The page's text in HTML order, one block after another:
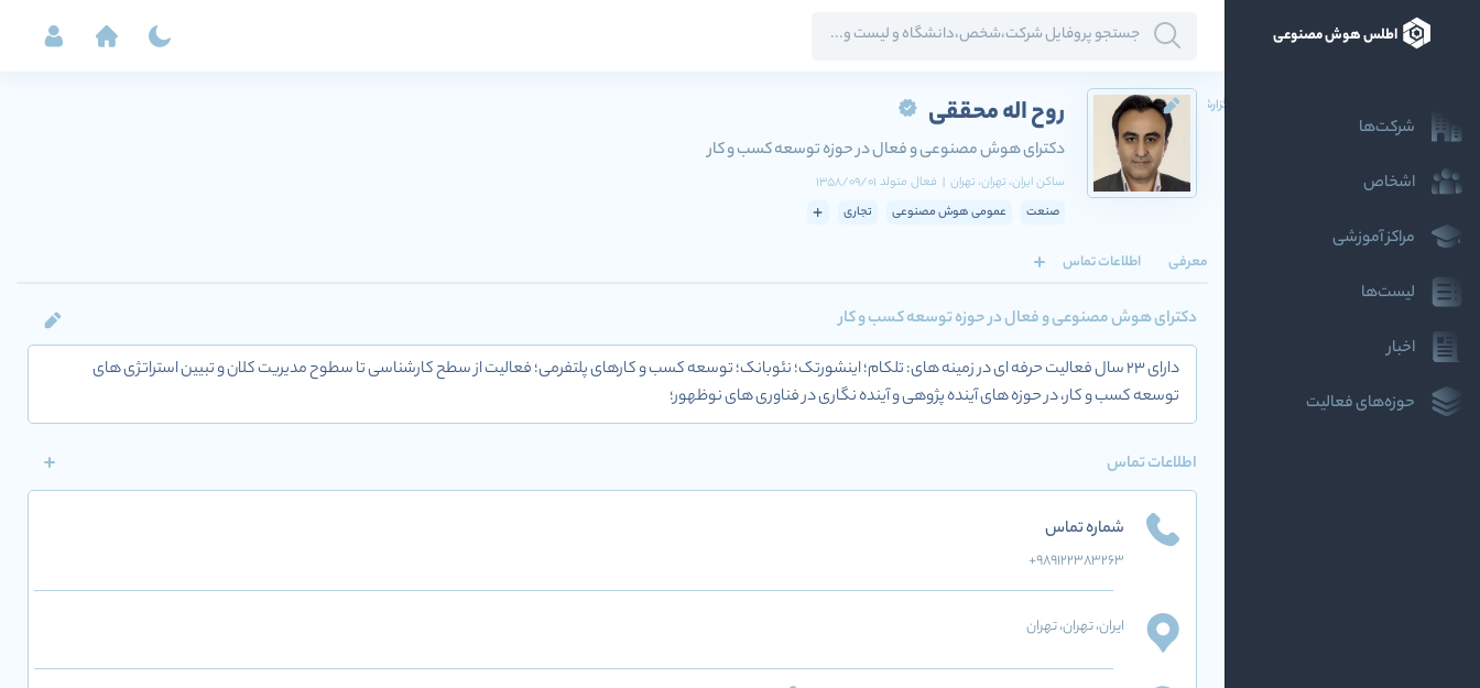
اطلس هوش مصنوعی
شرکت‌ها
اشخاص
مراکز آموزشی
لیست‌ها
اخبار
حوزه‌های فعالیت
روح اله محققی
دکترای هوش مصنوعی و فعال در حوزه توسعه کسب و کار
ساکنایران، تهران، تهران | فعال متولد 1358/09/01
صنعت
عمومی هوش مصنوعی تجاری
گزارش
معرفی اطلاعات تماس
دکترای هوش مصنوعی و فعال در حوزه توسعه کسب و کار
دارای 23 سال فعالیت حرفه ای در زمینه های: تلکام؛ اینشورتک؛ نئوبانک؛ توسعه کسب و کارهای پلتفرمی؛ فعالیت از سطح کارشناسی تا سطوح مدیریت کلان و تبیین استراتژی های
توسعه کسب و کار، در حوزه های آینده پژوهی و آینده نگاری در فناوری های نوظهور؛
اطلاعات تماس
شماره تماس
+989122383263
ایران، تهران، تهران